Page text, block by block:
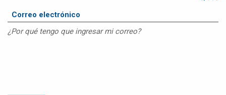
¿Por qué tengo que ingresar mi correo?